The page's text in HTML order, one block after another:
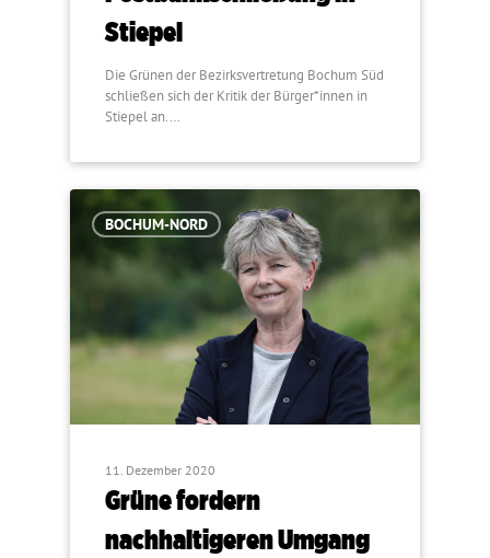
Stiepel
Die Grünen der Bezirksvertretung Bochum Süd
schließen sich der Kritik der Bürger*innen in
Stiepel an.…
BOCHUM-NORD
11. Dezember 2020
Grüne fordern
nachhaltigeren Umgang